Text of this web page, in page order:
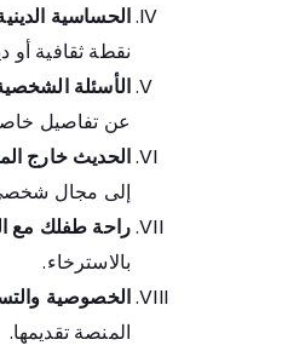
الحساسية
نقطة ثقافية أو
الأسئلة
عن تفاصيل
الحديث خارج
إلى مجال
راحة طفلك مع
بالاسترخاء.
الخصوصية
المنصة تقديمها.